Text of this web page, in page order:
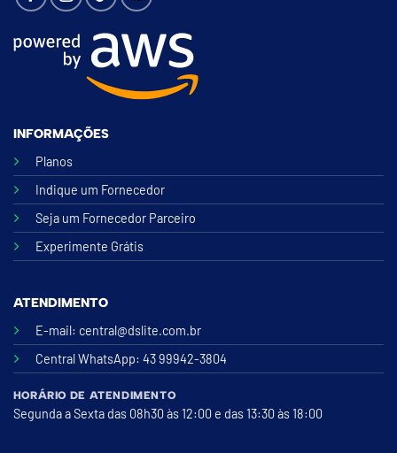
INFORMAÇÕES
Planos
Indique um Fornecedor
Seja um Fornecedor Parceiro
Experimente Grátis
ATENDIMENTO
E-mail: central@dslite.com.br
Central WhatsApp: 43 99942-3804
HORÁRIO DE ATENDIMENTO
Segunda a Sexta das 08h30 às 12:00 e das 13:30 às 18:00